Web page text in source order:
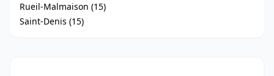
Rueil-Malmaison (15)
Saint-Denis (15)